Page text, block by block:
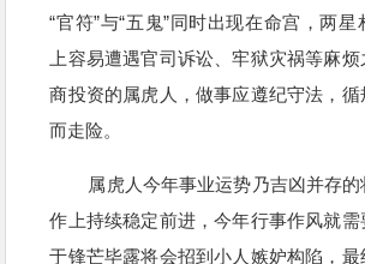
“官符”与“五鬼”同时出现在命宫，两
上容易遭遇官司诉讼、牢狱灾祸等麻
商投资的属虎人，做事应遵纪守法，
而走险。
属虎人今年事业运势乃吉凶并存
作上持续稳定前进，今年行事作风就
于锋芒毕露将会招到小人嫉妒构陷，